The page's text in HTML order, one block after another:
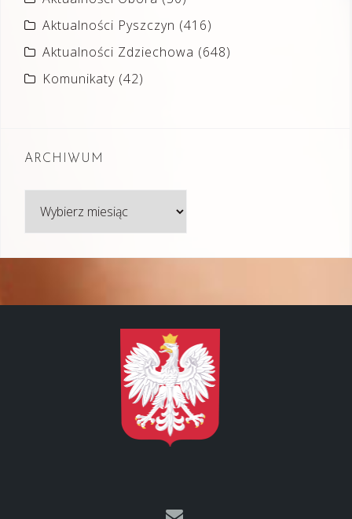
Aktualności Pyszczyn (416)
Aktualności Zdziechowa (648)
Komunikaty (42)
ARCHIWUM